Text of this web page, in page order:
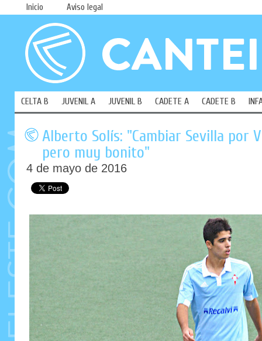
Inicio Aviso legal
CELTA B JUVENIL A JUVENIL B CADETE A CADETE B
Alberto Solís: "Cambiar Sevilla por
pero muy bonito"
4 de mayo de 2016